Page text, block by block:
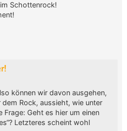
Schottenrock!
können wir davon ausgehen,
Rock, aussieht, wie unter
Frage: Geht es hier um einen
Letzteres scheint wohl